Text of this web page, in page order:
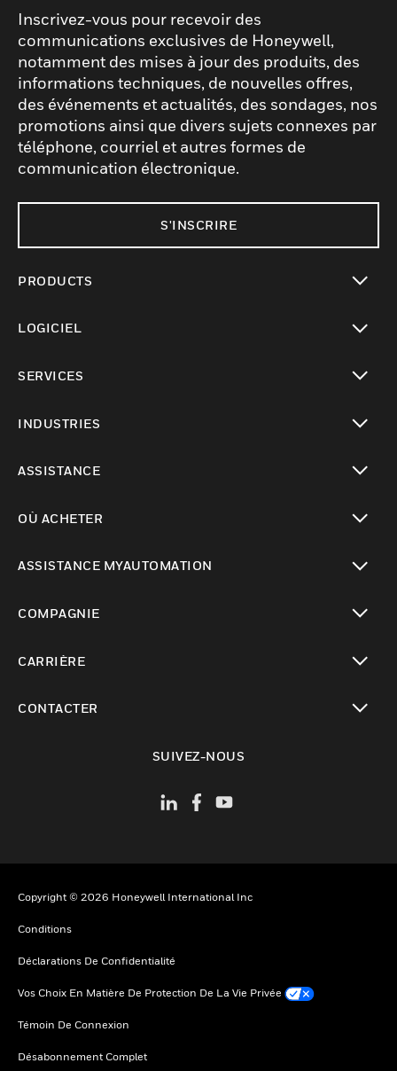
Inscrivez-vous pour recevoir des
communications exclusives de Honeywell,
notamment des mises à jour des produits, des
informations techniques, de nouvelles offres,
des événements et actualités, des sondages, nos
promotions ainsi que divers sujets connexes par
téléphone, courriel et autres formes de
communication électronique.
S'INSCRIRE
PRODUCTS
LOGICIEL
SERVICES
INDUSTRIES
ASSISTANCE
OÙ ACHETER
ASSISTANCE MYAUTOMATION
COMPAGNIE
CARRIÈRE
CONTACTER
SUIVEZ-NOUS
Copyright © 2026 Honeywell International Inc
Conditions
Déclarations De Confidentialité
Vos Choix En Matière De Protection De La Vie Privée
Témoin De Connexion
Désabonnement Complet